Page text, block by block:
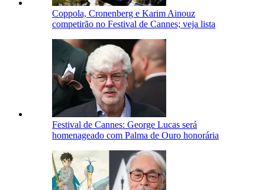
Coppola, Cronenberg e Karim Ainouz
competirão no Festival de Cannes; veja lista
Festival de Cannes: George Lucas será
homenageado com Palma de Ouro honorária